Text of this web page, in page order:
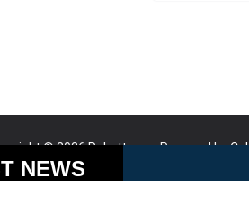
© 2026Robotto.mx. Powered by
NEWS Cookies